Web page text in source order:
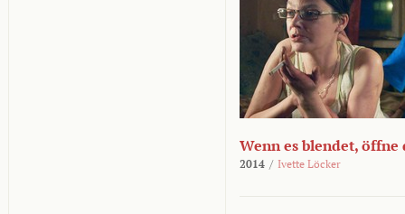
Wenn es blendet, öffne
2014 / Ivette Löcker